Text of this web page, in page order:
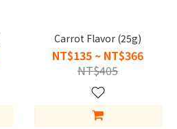
Carrot Flavor (25g)
NT$135 ~ NT$366
NT$405